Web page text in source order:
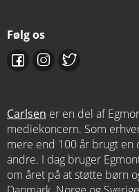
Følg os
Carlsen er en del af
mediekoncern. Som
mere end 100 år brugt
andre. I dag bruger
om året på at støtte børn